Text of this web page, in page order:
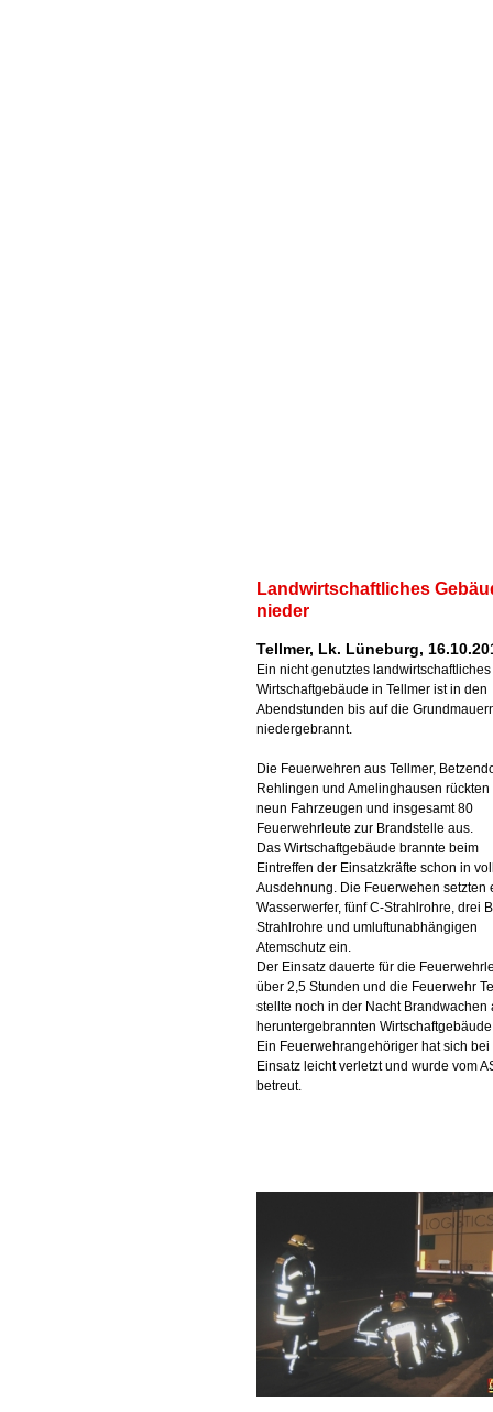
Landwirtschaftliches
nieder
Tellmer, Lk. Lüneburg,
Ein nicht genutztes landwirtschaftliches
Wirtschaftgebäude in Tellmer ist in den
Abendstunden bis auf die
niedergebrannt.
Die Feuerwehren aus Tellmer,
Rehlingen und Amelinghausen rückten
neun Fahrzeugen und insgesamt 80
Feuerwehrleute zur Brandstelle aus.
Das Wirtschaftgebäude brannte beim
Eintreffen der Einsatzkräfte schon in
Ausdehnung. Die Feuerwehen setzten
Wasserwerfer, fünf C-Strahlrohre, drei
Strahlrohre und umluftunabhängigen
Atemschutz ein.
Der Einsatz dauerte für die
über 2,5 Stunden und die Feuerwehr
stellte noch in der Nacht Brandwachen
heruntergebrannten
Ein Feuerwehrangehöriger hat sich bei
Einsatz leicht verletzt und wurde vom
betreut.